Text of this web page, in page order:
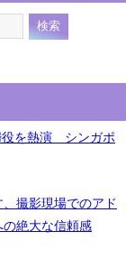
役を熱演 シンガポ
撮影現場でのアド
の絶大な信頼感